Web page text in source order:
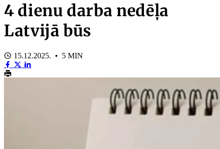
4 dienu darba nedēļa
Latvijā būs
15.12.2025. • 5 MIN